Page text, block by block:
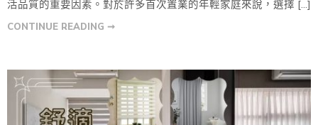
活品質的重要因素。對於許多首次置業的年輕家庭來說，選擇 […]
CONTINUE READING ➞